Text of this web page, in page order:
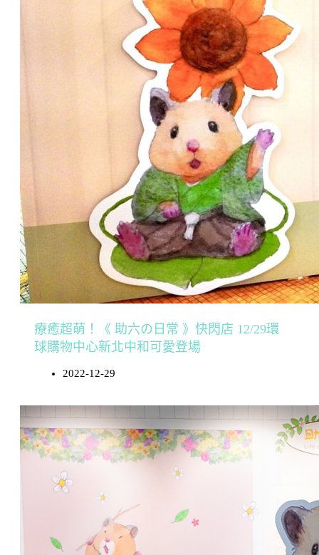
療癒超萌！《 助六の日常 》快閃店 12/29環
球購物中心新北中和可愛登場
2022-12-29